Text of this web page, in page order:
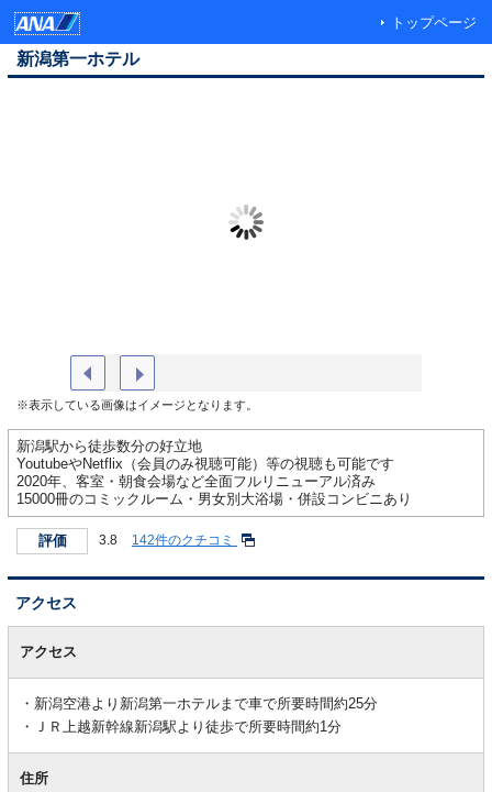
トップページ
新潟第一ホテル
※表示している画像はイメージとなります。
新潟駅から徒歩数分の好立地
YoutubeやNetflix（会員のみ視聴可能）等の視聴も可能です
2020年、客室・朝食会場など全面フルリニューアル済み
15000冊のコミックルーム・男女別大浴場・併設コンビニあり
評価 3.8 142件のクチコミ
アクセス
アクセス
新潟空港より新潟第一ホテルまで車で所要時間約25分
ＪＲ上越新幹線新潟駅より徒歩で所要時間約1分
住所